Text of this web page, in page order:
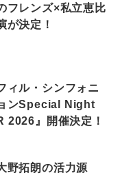
フレンズ×私立恵比
が決定！
ィル・シンフォニ
ンSpecial Night
2026』開催決定！
野拓朗の活力源